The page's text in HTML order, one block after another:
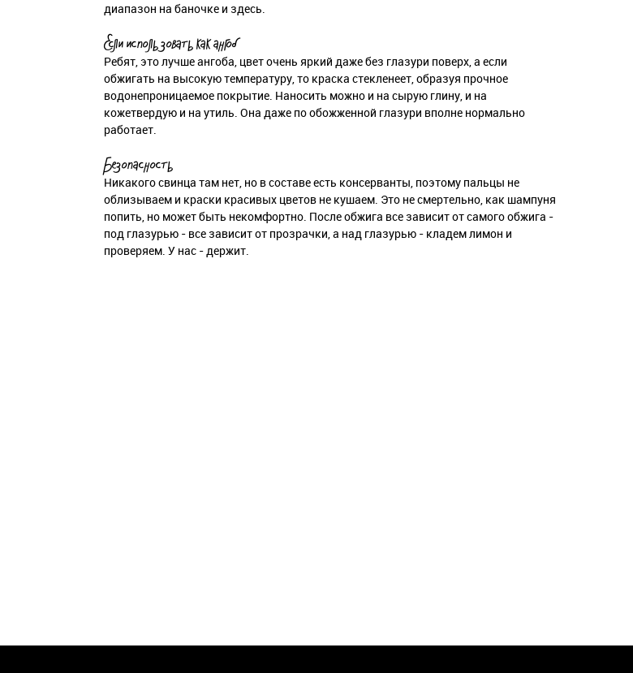
диапазон на баночке и здесь.
Если использовать как ангоб
Ребят, это лучше ангоба, цвет очень яркий даже без глазури поверх, а если
обжигать на высокую температуру, то краска стекленеет, образуя прочное
водонепроницаемое покрытие. Наносить можно и на сырую глину, и на
кожетвердую и на утиль. Она даже по обожженной глазури вполне нормально
работает.
Безопасность
Никакого свинца там нет, но в составе есть консерванты, поэтому пальцы не
облизываем и краски красивых цветов не кушаем. Это не смертельно, как шампуня
попить, но может быть некомфортно. После обжига все зависит от самого обжига -
под глазурью - все зависит от прозрачки, а над глазурью - кладем лимон и
проверяем. У нас - держит.